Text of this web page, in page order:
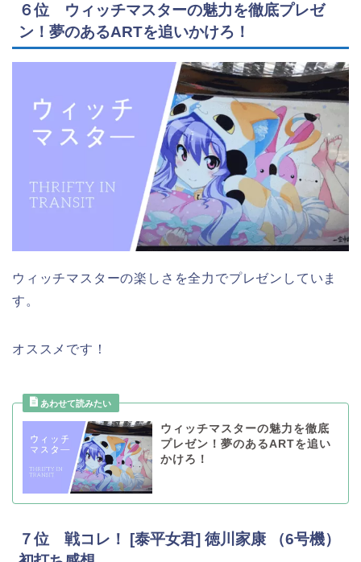
６位 ウィッチマスターの魅力を徹底プレゼ
ン！夢のあるARTを追いかけろ！
ウィッチマスターの楽しさを全力でプレゼンしていま
す。
オススメです！
ウィッチマスターの魅力を徹底
プレゼン！夢のあるARTを追い
かけろ！
７位 戦コレ！ [泰平女君] 徳川家康 （6号機）